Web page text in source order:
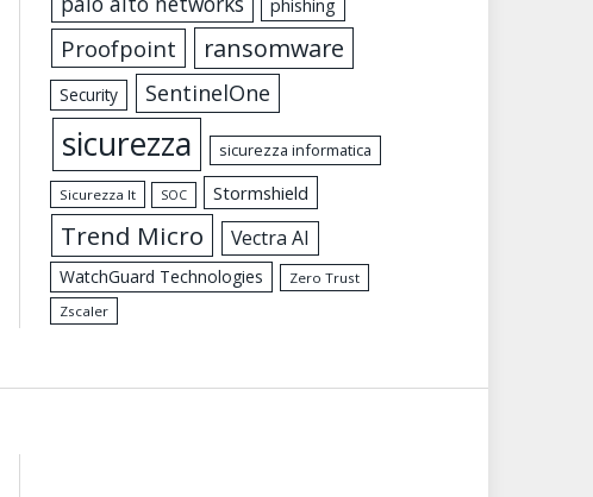
phishing
Proofpoint ransomware
Security SentinelOne
sicurezza sicurezza informatica
Sicurezza It SOC Stormshield
Trend Micro Vectra AI
WatchGuard Technologies
Zero Trust
Zscaler